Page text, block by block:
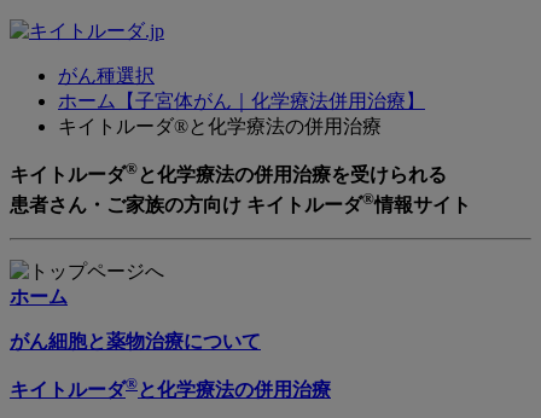
がん種選択
ホーム【子宮体がん｜化学療法併用治療】
キイトルーダ®と化学療法の併用治療
キイトルーダ® と化学療法の併用治療を受けられる
患者さん・ご家族の方向け キイトルーダ®情報サイト
ホーム
がん細胞と薬物治療について
キイトルーダ® と化学療法の併用治療